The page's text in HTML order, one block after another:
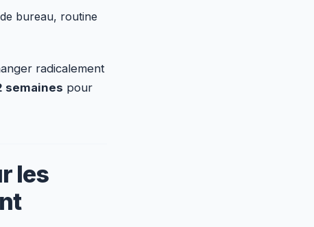
bureau, routine
radicalement
semaines pour
les